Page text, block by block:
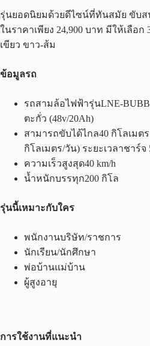
รุ่นยอดนิยมด้วยดีไซน์ที่ทันสมัย ขับส
ในราคาเพียง 24,900 บาท มีให้เลือ
เขียว ขาว-ส้ม
ข้อมูลรถ
รถสามล้อไฟฟ้ารุ่นLNE-
ตะกั่ว (48v/20Ah)
สามารถขับได้ไกล40 กิโลเมต
กิโลเมตร/วัน) ระยะเวลาชาร์จ
ความเร็วสูงสุด40 km/h
น้ำหนักบรรทุก200 กิโล
รุ่นนี้เหมาะกับใคร
พนักงานบริษัท/ราชการ
นักเรียน/นักศึกษา
พ่อบ้านแม่บ้าน
ผู้สูงอายุ
การใช้งานที่แนะนำ